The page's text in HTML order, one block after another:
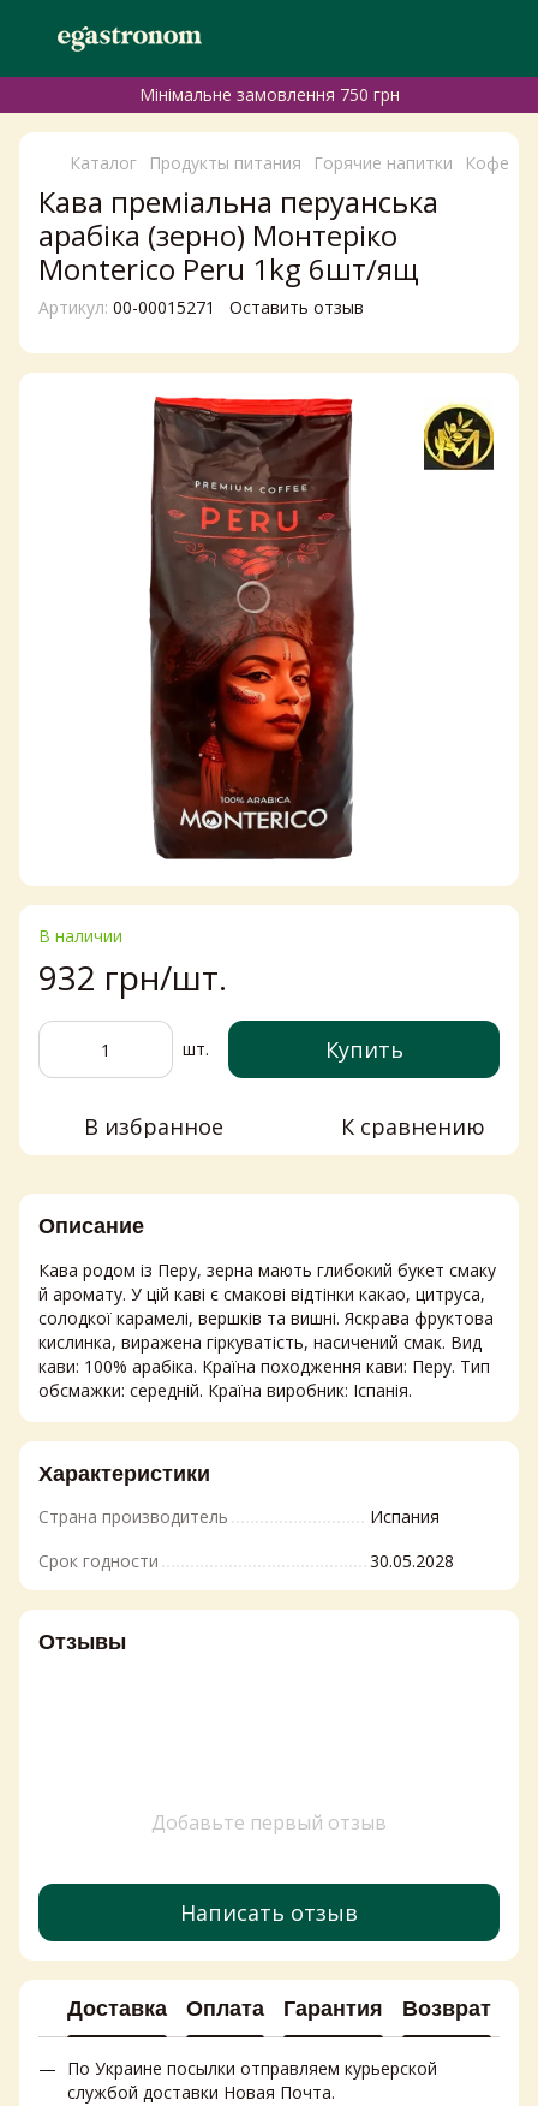
Мінімальне замовлення 750 грн
Каталог Продукты питания Горячие напитки Кофе
Кава преміальна перуанська
арабіка (зерно) Монтеріко
Monterico Peru 1kg 6шт/ящ
Артикул: 00-00015271 Оставить отзыв
В наличии
932 грн/шт.
шт. Купить
В избранное К сравнению
Описание
Кава родом із Перу, зерна мають глибокий букет смаку
й аромату. У цій каві є смакові відтінки какао, цитруса,
солодкої карамелі, вершків та вишні. Яскрава фруктова
кислинка, виражена гіркуватість, насичений смак. Вид
кави: 100% арабіка. Країна походження кави: Перу. Тип
обсмажки: середній. Країна виробник: Іспанія.
Характеристики
Страна производитель
Испания
Срок годности
30.05.2028
Отзывы
Добавьте первый отзыв
Написать отзыв
Доставка Оплата Гарантия Возврат
По Украине посылки отправляем курьерской
службой доставки Новая Почта.